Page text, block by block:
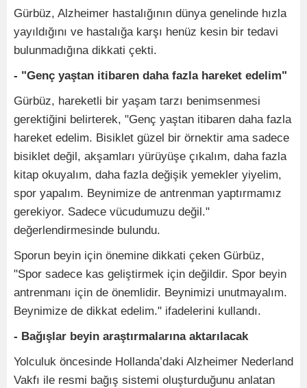
Gürbüz, Alzheimer hastalığının dünya genelinde hızla
yayıldığını ve hastalığa karşı henüz kesin bir tedavi
bulunmadığına dikkati çekti.
- "Genç yaştan itibaren daha fazla hareket edelim"
Gürbüz, hareketli bir yaşam tarzı benimsenmesi
gerektiğini belirterek, "Genç yaştan itibaren daha fazla
hareket edelim. Bisiklet güzel bir örnektir ama sadece
bisiklet değil, akşamları yürüyüşe çıkalım, daha fazla
kitap okuyalım, daha fazla değişik yemekler yiyelim,
spor yapalım. Beynimize de antrenman yaptırmamız
gerekiyor. Sadece vücudumuzu değil."
değerlendirmesinde bulundu.
Sporun beyin için önemine dikkati çeken Gürbüz,
"Spor sadece kas geliştirmek için değildir. Spor beyin
antrenmanı için de önemlidir. Beynimizi unutmayalım.
Beynimize de dikkat edelim." ifadelerini kullandı.
- Bağışlar beyin araştırmalarına aktarılacak
Yolculuk öncesinde Hollanda’daki Alzheimer Nederland
Vakfı ile resmi bağış sistemi oluşturduğunu anlatan